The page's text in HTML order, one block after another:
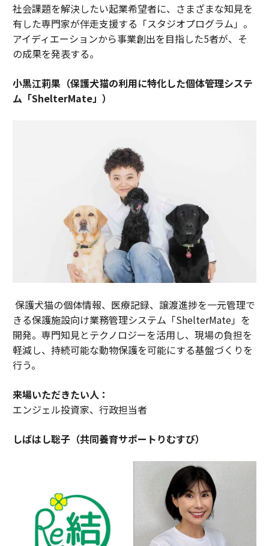
社会課題を解決したい起業希望者に、さまざまな知見を
有した専門家が伴走支援する「スタジオプログラム」。
アイディエーションから事業創出を目指した5者が、そ
の成果を発表する。
小黒江莉果（保護犬猫の利用に特化した個体管理システ
ム「ShelterMate」）
保護犬猫の個体情報、医療記録、譲渡進捗を一元管理で
きる保護施設向け業務管理システム「ShelterMate」を
開発。専門知見とテクノロジーを活用し、現場の負担を
軽減し、持続可能な動物保護を可能にする基盤づくりを
行う。
来場いただきたい人：
エンジェル投資家、行政担当者
しばはし聡子（共同養育サポートりむすび）